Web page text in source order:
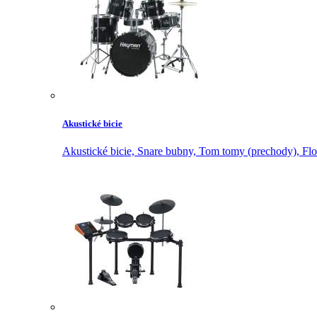
Akustické bicie
Akustické bicie, Snare bubny, Tom tomy (prechody),